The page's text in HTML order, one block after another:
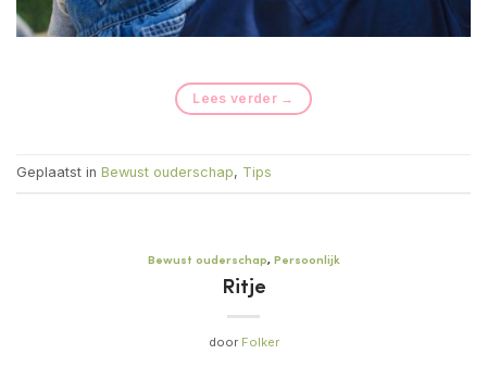
Lees verder →
Geplaatst in Bewust ouderschap, Tips
Bewust ouderschap, Persoonlijk
Ritje
door Folker